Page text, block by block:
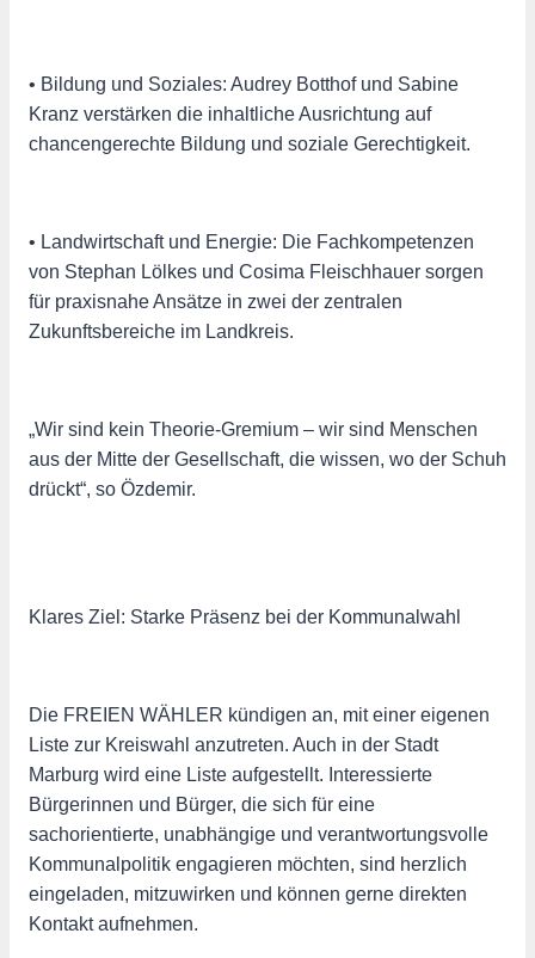
• Bildung und Soziales: Audrey Botthof und Sabine
Kranz verstärken die inhaltliche Ausrichtung auf
chancengerechte Bildung und soziale Gerechtigkeit.
• Landwirtschaft und Energie: Die Fachkompetenzen
von Stephan Lölkes und Cosima Fleischhauer sorgen
für praxisnahe Ansätze in zwei der zentralen
Zukunftsbereiche im Landkreis.
„Wir sind kein Theorie-Gremium – wir sind Menschen
aus der Mitte der Gesellschaft, die wissen, wo der Schuh
drückt“, so Özdemir.
Klares Ziel: Starke Präsenz bei der Kommunalwahl
Die FREIEN WÄHLER kündigen an, mit einer eigenen
Liste zur Kreiswahl anzutreten. Auch in der Stadt
Marburg wird eine Liste aufgestellt. Interessierte
Bürgerinnen und Bürger, die sich für eine
sachorientierte, unabhängige und verantwortungsvolle
Kommunalpolitik engagieren möchten, sind herzlich
eingeladen, mitzuwirken und können gerne direkten
Kontakt aufnehmen.